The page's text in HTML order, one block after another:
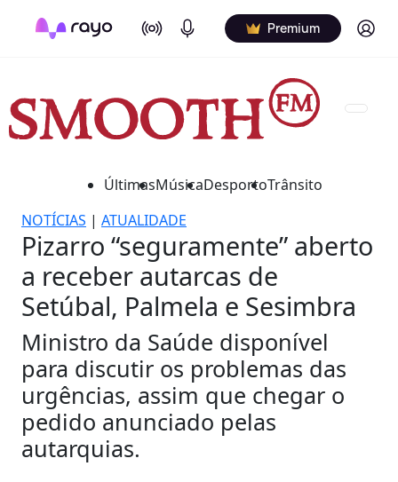
On Air Podcasts Premium Log in
ÚltimasMúsicaDesportoTrânsito
NOTÍCIAS | ATUALIDADE
Pizarro “seguramente” aberto
a receber autarcas de
Setúbal, Palmela e Sesimbra
Ministro da Saúde disponível
para discutir os problemas das
urgências, assim que chegar o
pedido anunciado pelas
autarquias.